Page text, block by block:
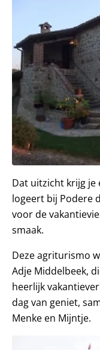
Dat uitzicht krijg je
logeert bij Podere
voor de
smaak.
Deze agriturismo
Adje Middelbeek,
heerlijk
dag van geniet,
Menke en Mijntje.